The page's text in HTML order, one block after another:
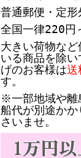
普通郵便・定形
全国一律220円
大きい荷物な
いる商品を除
げのお客様は送
す。
※一部地域や離
船代が別途か
さいませ。